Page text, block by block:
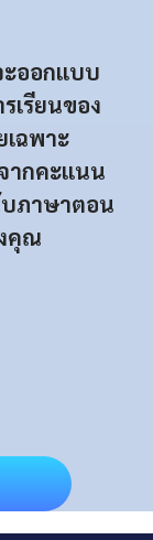
ะออกแบบ
เรียนของ
ฉพาะ
ากคะแนน
ภาษาตอน
คุณ